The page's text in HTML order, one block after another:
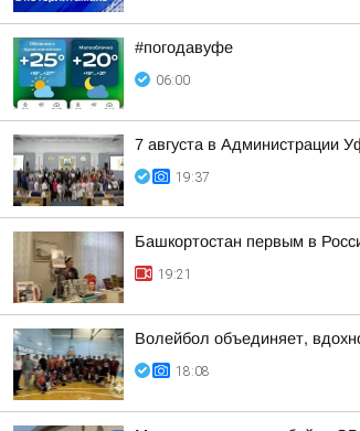
#погодавуфе
06:00
7 августа в Администрации
19:37
Башкортостан первым в
19:21
Волейбол объединяет,
18:08